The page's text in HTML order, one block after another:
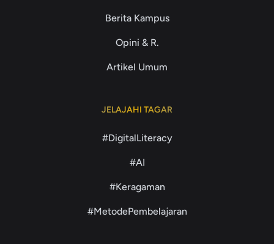
Berita Kampus
Opini & R.
Artikel Umum
JELAJAHI TAGAR
#DigitalLiteracy
#AI
#Keragaman
#MetodePembelajaran